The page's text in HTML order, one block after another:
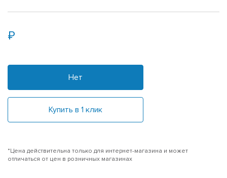
Нет
Купить в 1 клик
*Цена действительна только для интернет-магазина и может
отличаться от цен в розничных магазинах